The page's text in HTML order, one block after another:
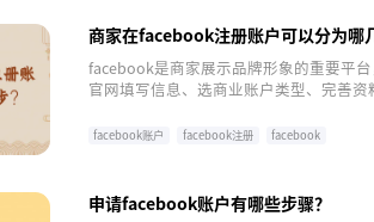
商家在facebook注册账户可以分为哪
facebook是商家展示品牌形象的重要平
官网填写信息、选商业账户类型、完善
facebook账户 facebook注册 facebook
申请facebook账户有哪些步骤？